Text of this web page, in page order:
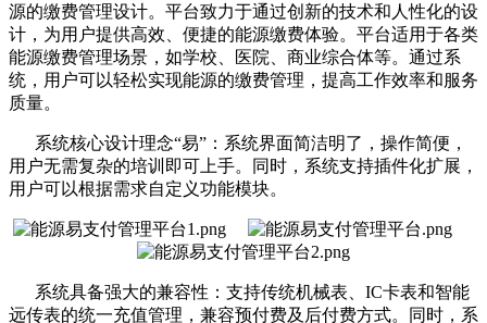
源的缴费管理设计。平台致力于通过创新的技术和人性化的设
计，为用户提供高效、便捷的能源缴费体验。平台适用于各类
能源缴费管理场景，如学校、医院、商业综合体等。通过系
统，用户可以轻松实现能源的缴费管理，提高工作效率和服务
质量。
系统核心设计理念“易”：系统界面简洁明了，操作简便，
用户无需复杂的培训即可上手。同时，系统支持插件化扩展，
用户可以根据需求自定义功能模块。
系统具备强大的兼容性：支持传统机械表、IC卡表和智能
远传表的统一充值管理，兼容预付费及后付费方式。同时，系